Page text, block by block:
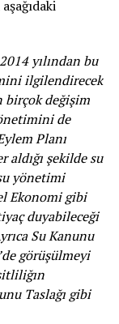
yılından bu
ilgilendirecek
birçok değişim
de
Planı
aldığı şekilde su
yönetimi
Ekonomi gibi
duyabileceği
Su Kanunu
görüşülmeyi
Taslağı gibi